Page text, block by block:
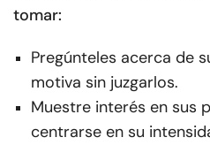
tomar:
Pregúnteles acerca de
motiva sin juzgarlos.
Muestre interés en sus
centrarse en su